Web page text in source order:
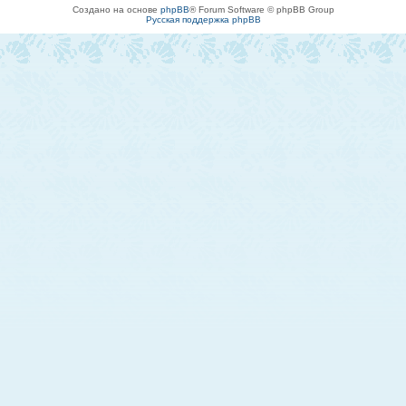
Создано на основе phpBB® Forum Software © phpBB Group
Русская поддержка phpBB